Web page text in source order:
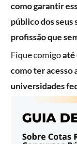
como garantir
público dos seus
profissão que
Fique comigoaté
como ter acesso
universidades